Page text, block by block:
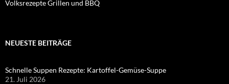
Volksrezepte Grillen und BBQ
NEUESTE BEITRÄGE
Schnelle Suppen Rezepte: Kartoffel-Gemüse-Suppe
21. Juli 2026